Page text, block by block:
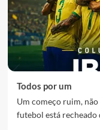
Todos por um
Um começo ruim,
futebol está recheado